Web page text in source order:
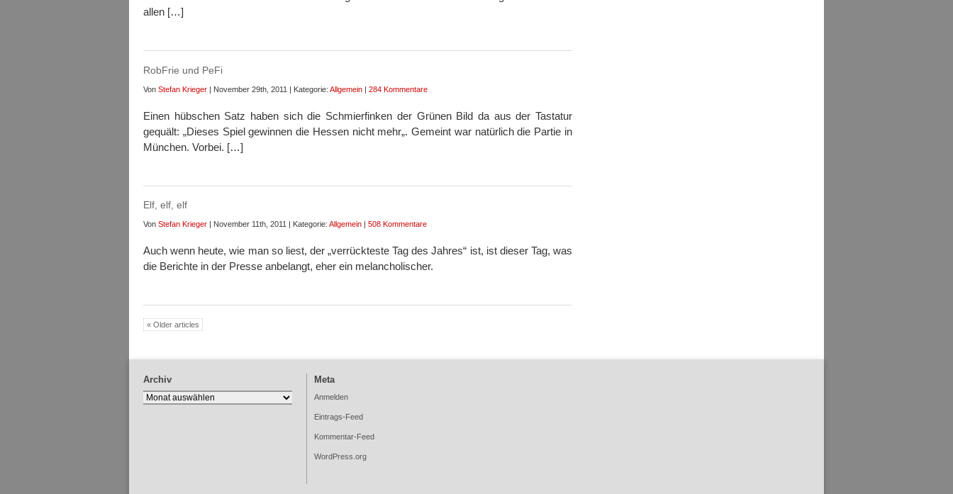
allen […]
RobFrie und PeFi
Von Stefan Krieger | November 29th, 2011 | Kategorie: Allgemein | 284 Kommentare
Einen hübschen Satz haben sich die Schmierfinken der Grünen Bild da aus der Tastatur
gequält: „Dieses Spiel gewinnen die Hessen nicht mehr„. Gemeint war natürlich die Partie in
München. Vorbei. […]
Elf, elf, elf
Von Stefan Krieger | November 11th, 2011 | Kategorie: Allgemein | 508 Kommentare
Auch wenn heute, wie man so liest, der „verrückteste Tag des Jahres“ ist, ist dieser Tag, was
die Berichte in der Presse anbelangt, eher ein melancholischer.
« Older articles
Archiv
Archiv
Meta
Anmelden
Eintrags-Feed
Kommentar-Feed
WordPress.org